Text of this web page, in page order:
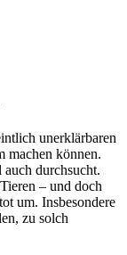
unerklärbaren
machen können.
auch durchsucht.
– und doch
um. Insbesondere
zu solch